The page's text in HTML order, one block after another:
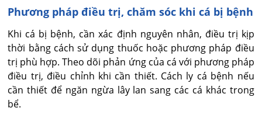
Phương pháp điều trị, chăm sóc khi cá bị bệnh
Khi cá bị bệnh, cần xác định nguyên nhân, điều trị kịp
thời bằng cách sử dụng thuốc hoặc phương pháp điều
trị phù hợp. Theo dõi phản ứng của cá với phương pháp
điều trị, điều chỉnh khi cần thiết. Cách ly cá bệnh nếu
cần thiết để ngăn ngừa lây lan sang các cá khác trong
bể.